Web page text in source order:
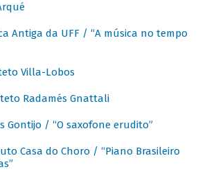
Antiga da UFF / “A música no tempo
Villa-Lobos
Radamés Gnattali
Gontijo / “O saxofone erudito”
Casa do Choro / “Piano Brasileiro